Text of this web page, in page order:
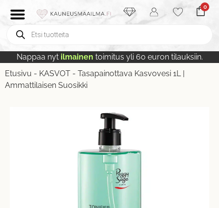
0
Nappaa nyt ilmainen toimitus yli 60 euron tilauksiin.
Etusivu - KASVOT - Tasapainottava Kasvovesi 1L |
Ammattilaisen Suosikki